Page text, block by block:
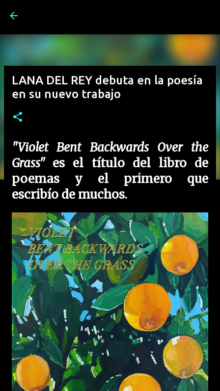
LANA DEL REY debuta en la poesía
en su nuevo trabajo
"Violet Bent Backwards Over the
Grass" es el título del libro de
poemas y el primero que
escribío de muchos.